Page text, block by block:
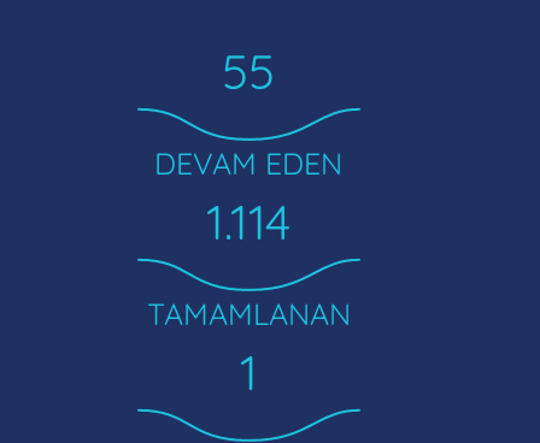
55
DEVAM EDEN
1.114
TAMAMLANAN
1